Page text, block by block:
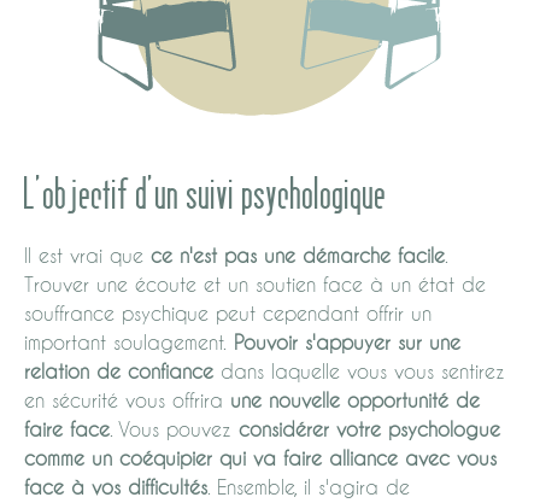
L'objectif d'un suivi psychologique
Il est vrai que ce n'est pas une démarche facile
Trouver une écoute et un soutien face à un état de
souffrance psychique peut cependant offrir un
important soulagement. Pouvoir s'appuyer sur une
relation de confiance dans laquelle vous vous sentirez
en sécurité vous offrira une nouvelle opportunité de
faire face . Vous pouvez considérer votre psychologue
comme un coéquipier qui va faire alliance avec vous
face à vos difficultés . Ensemble, il s'agira de